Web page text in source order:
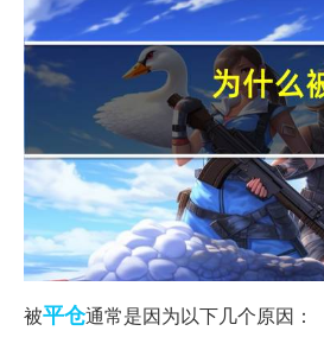
被平仓通常是因为以下几个原因：